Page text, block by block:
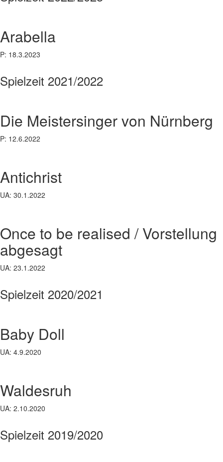
Arabella
P: 18.3.2023
Spielzeit 2021/2022
Die Meistersinger von Nürnberg
P: 12.6.2022
Antichrist
UA: 30.1.2022
Once to be realised / Vorstellung
abgesagt
UA: 23.1.2022
Spielzeit 2020/2021
Baby Doll
UA: 4.9.2020
Waldesruh
UA: 2.10.2020
Spielzeit 2019/2020